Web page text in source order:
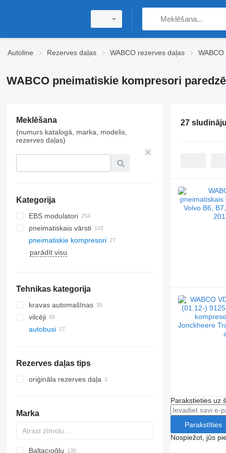
Autoline Rezerves daļas WABCO rezerves daļas
WABCO pneimatiskie kompresori
Meklēšana
(numurs katalogā, marka, modelis,
rezerves daļas)
Kategorija
EBS modulatori
pneimatiskais vārsti
pneimatiskie kompresori
parādīt visu
Tehnikas kategorija
kravas automašīnas
vilcēji
autobusi
Rezerves daļas tips
oriģināla rezerves daļa
Marka
Baltacıoğlu
27
Parakstieties uz
Parakstīties
Nospiežot, jūs